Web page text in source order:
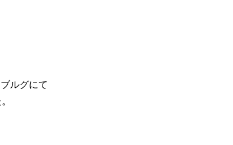
ルグにて